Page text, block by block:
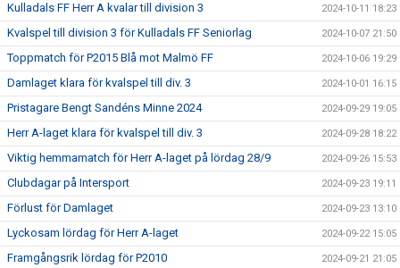
Kulladals FF Herr A kvalar till division 3 2024-10-11 18:23
Kvalspel till division 3 för Kulladals FF Seniorlag 2024-10-07 21:50
Toppmatch för P2015 Blå mot Malmö FF 2024-10-06 19:29
Damlaget klara för kvalspel till div. 3 2024-10-01 16:15
Pristagare Bengt Sandéns Minne 2024 2024-09-29 19:05
Herr A-laget klara för kvalspel till div. 3 2024-09-28 18:22
Viktig hemmamatch för Herr A-laget på lördag 28/9 2024-09-26 15:53
Clubdagar på Intersport 2024-09-23 19:11
Förlust för Damlaget 2024-09-23 13:10
Lyckosam lördag för Herr A-laget 2024-09-22 15:05
Framgångsrik lördag för P2010 2024-09-21 21:05